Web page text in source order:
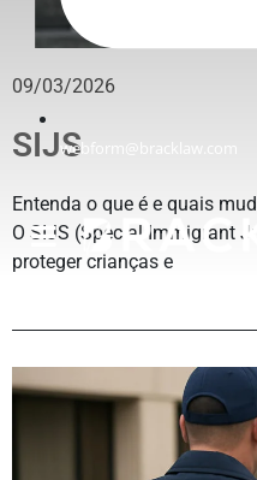
webform@bracklaw.com
09/03/2026
SIJS
Entenda o que é e quais
O SIJS (Special Immigrant
proteger crianças e